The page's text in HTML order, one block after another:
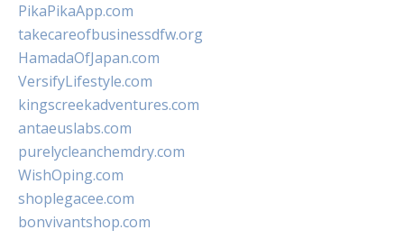
PikaPikaApp.com
takecareofbusinessdfw.org
HamadaOfJapan.com
VersifyLifestyle.com
kingscreekadventures.com
antaeuslabs.com
purelycleanchemdry.com
WishOping.com
shoplegacee.com
bonvivantshop.com